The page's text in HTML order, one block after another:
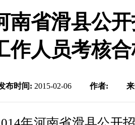
南省滑县公
作人员考核
布时间: 2015-02-06 作者: